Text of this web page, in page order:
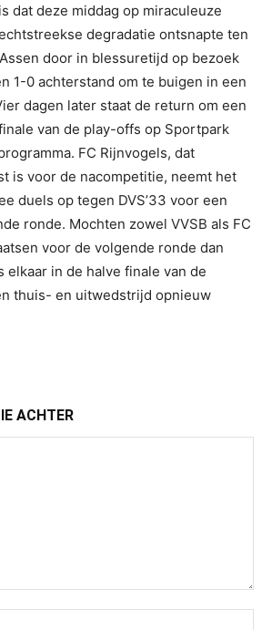
dat deze middag op miraculeuze
degradatie ontsnapte ten
door in blessuretijd op bezoek
1-0 achterstand om te buigen in een
dagen later staat de return om een
van de play-offs op Sportpark
FC Rijnvogels, dat
is voor de nacompetitie, neemt het
duels op tegen DVS’33 voor een
ronde. Mochten zowel VVSB als FC
voor de volgende ronde dan
elkaar in de halve finale van de
thuis- en uitwedstrijd opnieuw
ACHTER